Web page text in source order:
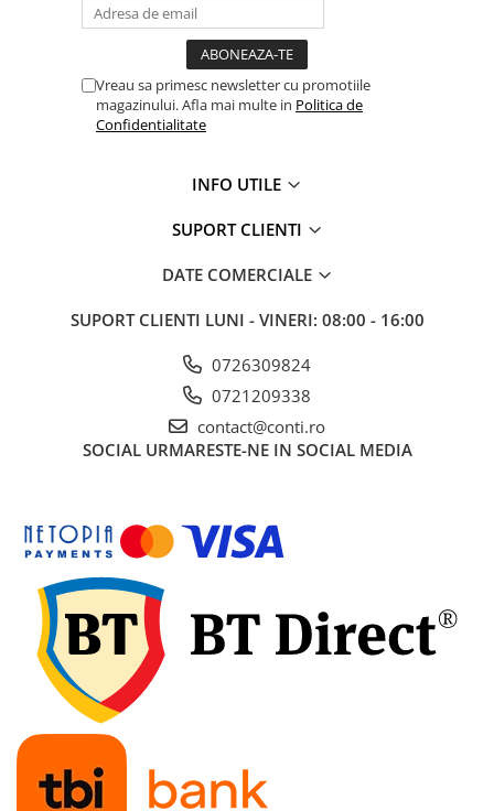
Masini de insurubat cu impact
Masini de legat fier-beton
Polizoare
Rindele electrice
Accesorii scule electrice
Scule prelucrare placi ceramice
Generatoare de curent
Generatoare de curent continuu
Generatoare insonorizate
Generatoare pentru sudura
Automatizari generatoare
Incarcatoare portabile
Statii de incarcare portabile
Statii de incarcare de mare putere
Baterii LiFePO4 (litiu-fosfat de fier)
Vreau sa primesc newsletter cu promotiile
magazinului. Afla mai multe in Politica de
Confidentialitate
INFO UTILE
SUPORT CLIENTI
DATE COMERCIALE
SUPORT CLIENTI LUNI - VINERI: 08:00 - 16:00
0726309824
0721209338
contact@conti.ro
SOCIAL URMARESTE-NE IN SOCIAL MEDIA